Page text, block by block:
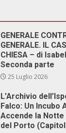
GENERALE
GENERALE. IL
CHIESA – di
Seconda parte
25 Luglio 2026
L’Archivio
Falco: Un Incubo
Accende la
del Porto